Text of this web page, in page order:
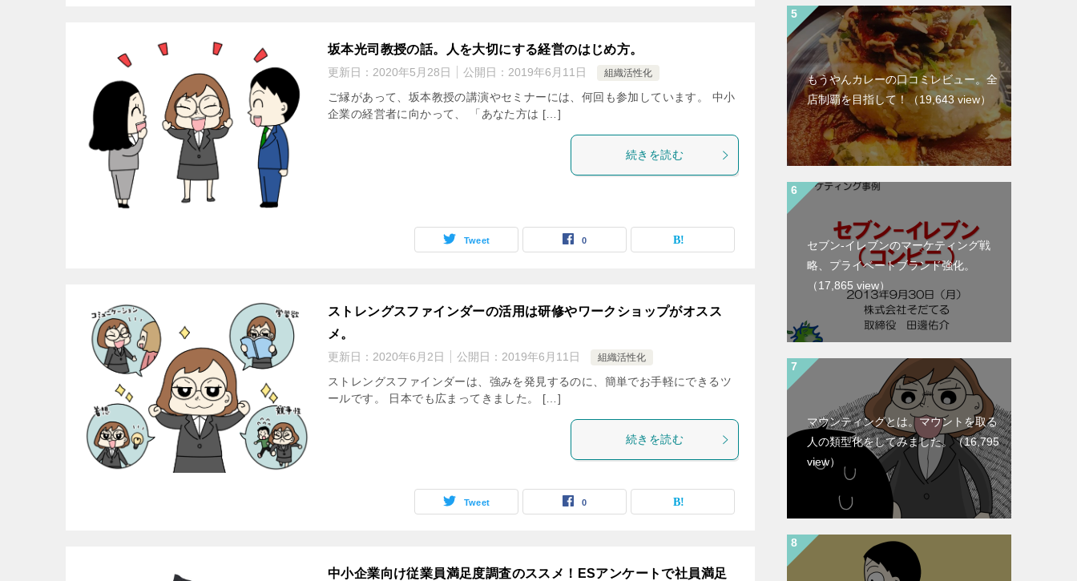
坂本光司教授の話。人を大切にする経営のはじめ方。
更新日： 2020年5月28日 公開日： 2019年6月11日 組織活性化
ご縁があって、坂本教授の講演やセミナーには、何回も参加しています。 中小
企業の経営者に向かって、 「あなた方は […]
続きを読む
Tweet 0
ストレングスファインダーの活用は研修やワークショップがオスス
メ。
更新日： 2020年6月2日 公開日： 2019年6月11日 組織活性化
ストレングスファインダーは、強みを発見するのに、簡単でお手軽にできるツ
ールです。 日本でも広まってきました。 […]
続きを読む
Tweet 0
中小企業向け従業員満足度調査のススメ！ESアンケートで社員満足
もうやんカレーの口コミレビュー。全
店制覇を目指して！ （19,643 view）
セブン-イレブンのマーケティング戦
略、プライベートブランド強化。
（17,865 view）
マウンティングとは。マウントを取る
人の類型化をしてみました。（16,795
view）